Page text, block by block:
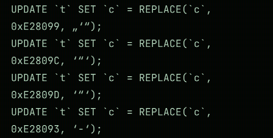
UPDATE `t` SET `c` = REPLACE(`c`,
0xE28099, „‘“);
UPDATE `t` SET `c` = REPLACE(`c`,
0xE2809C, ‘“‘);
UPDATE `t` SET `c` = REPLACE(`c`,
0xE2809D, ‘“‘);
UPDATE `t` SET `c` = REPLACE(`c`,
0xE28093, ‘-‘);